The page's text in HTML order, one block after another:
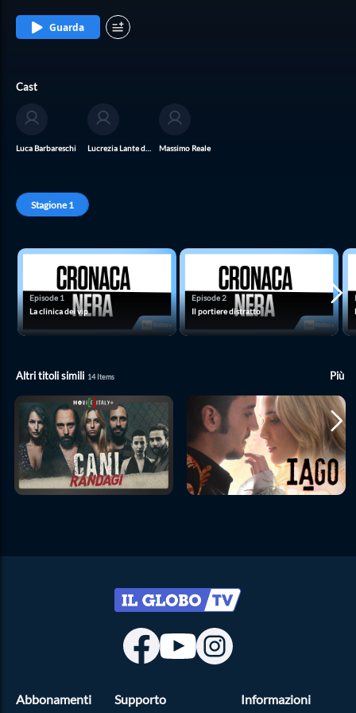
Guarda
Cast
Luca Barbareschi Lucrezia Lante della Rovere Massimo Reale
Stagione1
Episode1
La clinica dei vip
Episode2
Il portiere distratto
Altri titoli simili 14Items Più
Abbonamenti Supporto Informazioni